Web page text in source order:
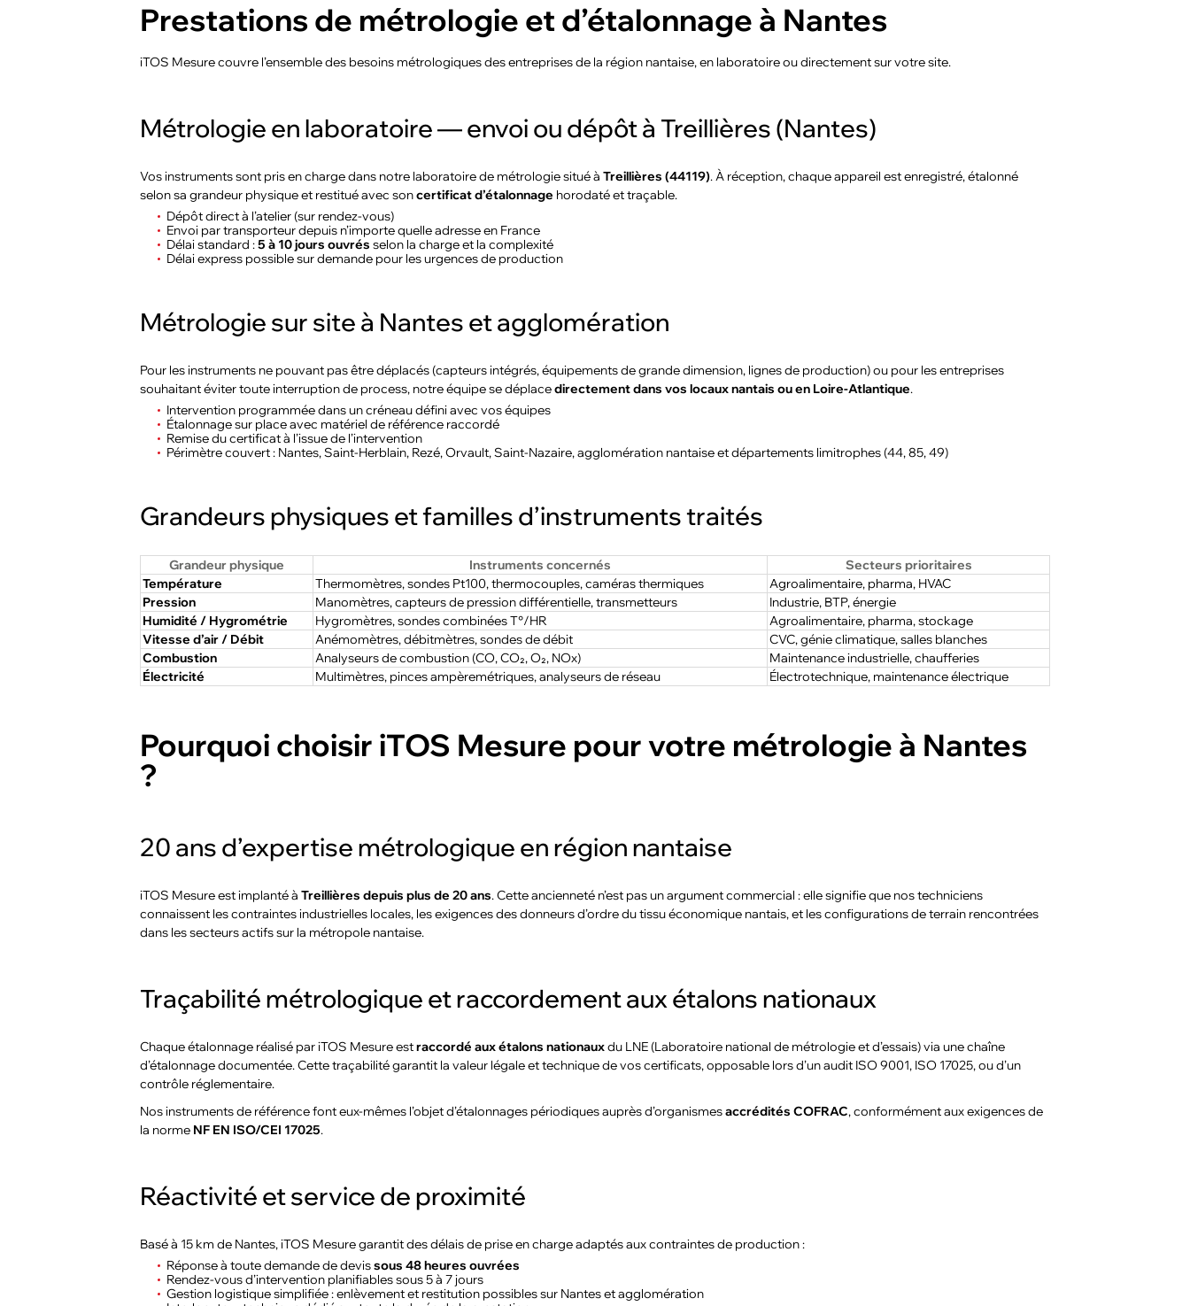
Prestations de métrologie et d’étalonnage à Nantes
iTOS Mesure couvre l’ensemble des besoins métrologiques des entreprises de la région nantaise, en laboratoire ou directement sur votre site.
Métrologie en laboratoire — envoi ou dépôt à Treillières (Nantes)
Vos instruments sont pris en charge dans notre laboratoire de métrologie situé à Treillières (44119). À réception, chaque appareil est enregistré, étalonné
selon sa grandeur physique et restitué avec soncertificat d’étalonnage horodaté et traçable.
Dépôt direct à l’atelier (sur rendez-vous)
Envoi par transporteur depuis n’importe quelle adresse en France
Délai standard :5 à 10 jours ouvrés selon la charge et la complexité
Délai express possible sur demande pour les urgences de production
Métrologie sur site à Nantes et agglomération
Pour les instruments ne pouvant pas être déplacés (capteurs intégrés, équipements de grande dimension, lignes de production) ou pour les entreprises
souhaitant éviter toute interruption de process, notre équipe se déplacedirectement dans vos locaux nantais ou en Loire-Atlantique.
Intervention programmée dans un créneau défini avec vos équipes
Étalonnage sur place avec matériel de référence raccordé
Remise du certificat à l’issue de l’intervention
Périmètre couvert : Nantes, Saint-Herblain, Rezé, Orvault, Saint-Nazaire, agglomération nantaise et départements limitrophes (44, 85, 49)
Grandeurs physiques et familles d’instruments traités
Grandeur physique Instruments concernés
Secteurs prioritaires
Température
Thermomètres, sondes Pt100, thermocouples, caméras thermiques
Agroalimentaire, pharma, HVAC
Pression
Manomètres, capteurs de pression différentielle, transmetteurs
Industrie, BTP, énergie
Humidité / Hygrométrie
Hygromètres, sondes combinées T°/HR
Agroalimentaire, pharma, stockage
Vitesse d’air / Débit
Anémomètres, débitmètres, sondes de débit
CVC, génie climatique, salles blanches
Combustion
Analyseurs de combustion (CO, CO₂, O₂, NOx)
Maintenance industrielle, chaufferies
Électricité
Multimètres, pinces ampèremétriques, analyseurs de réseau Électrotechnique, maintenance électrique
Pourquoi choisir iTOS Mesure pour votre métrologie à Nantes
?
20 ans d’expertise métrologique en région nantaise
iTOS Mesure est implanté à Treillières depuis plus de 20 ans. Cette ancienneté n’est pas un argument commercial : elle signifie que nos techniciens
connaissent les contraintes industrielles locales, les exigences des donneurs d’ordre du tissu économique nantais, et les configurations de terrain rencontrées
dans les secteurs actifs sur la métropole nantaise.
Traçabilité métrologique et raccordement aux étalons nationaux
Chaque étalonnage réalisé par iTOS Mesure estraccordé aux étalons nationauxdu LNE (Laboratoire national de métrologie et d’essais) via une chaîne
d’étalonnage documentée. Cette traçabilité garantit la valeur légale et technique de vos certificats, opposable lors d’un audit ISO 9001, ISO 17025, ou d’un
contrôle réglementaire.
Nos instruments de référence font eux-mêmes l’objet d’étalonnages périodiques auprès d’organismesaccrédités COFRAC, conformément aux exigences de
la norme NF EN ISO/CEI 17025.
Réactivité et service de proximité
Basé à 15 km de Nantes, iTOS Mesure garantit des délais de prise en charge adaptés aux contraintes de production :
Réponse à toute demande de devissous 48 heures ouvrées
Rendez-vous d’intervention planifiables sous 5 à 7 jours
Gestion logistique simplifiée : enlèvement et restitution possibles sur Nantes et agglomération